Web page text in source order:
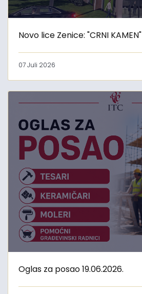
Novo lice Zenice: "CRNI KAMEN"
07 Juli 2026
Oglas za posao 19.06.2026.